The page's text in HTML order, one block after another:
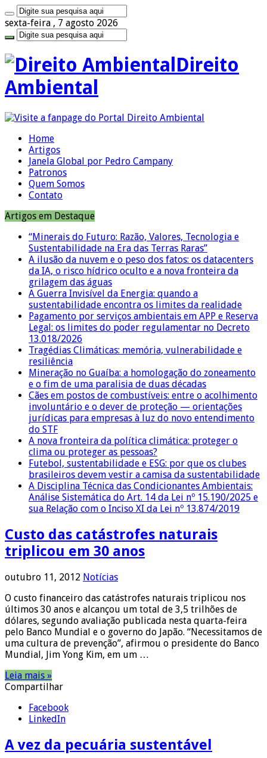
sexta-feira , 7 agosto 2026
Direito
Ambiental
Home
Artigos
Janela Global por Pedro Campany
Patronos
Quem Somos
Contato
Artigos em Destaque
“Minerais do Futuro: Razão, Valores, Tecnologia e
Sustentabilidade na Era das Terras Raras”
A ilusão da nuvem e o peso dos fatos: os datacenters
da IA, o risco hídrico oculto e a nova fronteira da
grilagem das águas
A Guerra Invisível da Energia: quando a
sustentabilidade encontra os limites da realidade
Pagamento por serviços ambientais em APP e Reserva
Legal: os limites do poder regulamentar no Decreto
13.018/2026
Tragédias Climáticas: memória, vulnerabilidade e
resiliência
Mineração no Guaíba: a homologação do zoneamento
e o fim de uma paralisia de duas décadas
Cães em postos de combustíveis: entre o acolhimento
involuntário e o dever de proteção — orientações
jurídicas para empresas à luz do novo entendimento
do STF
A nova fronteira da política climática: proteger o
clima ou proteger as pessoas?
Futebol, sustentabilidade e ESG: por que os clubes
brasileiros devem vestir a camisa da sustentabilidade
A Disciplina Técnica das Condicionantes Ambientais:
Análise Sistemática do Art. 14 da Lei nº 15.190/2025 e
sua Relação com o Inciso XI da Lei nº 13.874/2019
Custo das catástrofes naturais
triplicou em 30 anos
outubro 11, 2012 Notícias
O custo financeiro das catástrofes naturais triplicou nos
últimos 30 anos e alcançou um total de 3,5 trilhões de
dólares, segundo avaliação publicada nesta quarta-feira
pelo Banco Mundial e o governo do Japão. “Necessitamos de
uma cultura de prevenção”, afirmou o presidente do Banco
Mundial, Jim Yong Kim, em um …
Leia mais »
Compartilhar
Facebook
LinkedIn
A vez da pecuária sustentável